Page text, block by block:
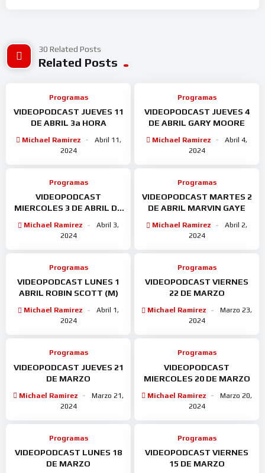
30 Related Posts
Related Posts
Programas
VIDEOPODCAST JUEVES 11
DE ABRIL 3a HORA
Michael Ramirez
Abril 11,
2024
Programas
VIDEOPODCAST JUEVES 4
DE ABRIL GARY MOORE
Michael Ramirez
Abril 4,
2024
Programas
VIDEOPODCAST
MIERCOLES 3 DE ABRIL DE
Michael Ramirez
Abril 3,
2024
Programas
VIDEOPODCAST MARTES 2
DE ABRIL MARVIN GAYE
Michael Ramirez
Abril 2,
2024
Programas
VIDEOPODCAST LUNES 1
ABRIL ROBIN SCOTT (M)
Michael Ramirez
Abril 1,
2024
Programas
VIDEOPODCAST VIERNES
22 DE MARZO
Michael Ramirez
Marzo 23,
2024
Programas
VIDEOPODCAST JUEVES 21
DE MARZO
Michael Ramirez
Marzo 21,
2024
Programas
VIDEOPODCAST
MIERCOLES 20 DE MARZO
Michael Ramirez
Marzo 20,
2024
Programas
VIDEOPODCAST LUNES 18
DE MARZO
Programas
VIDEOPODCAST VIERNES
15 DE MARZO